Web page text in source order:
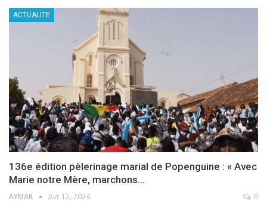
ACTUALITE
136e édition pèlerinage marial de Popenguine : « Avec
Marie notre Mère, marchons…
AYMAR Avr 12, 2024 0